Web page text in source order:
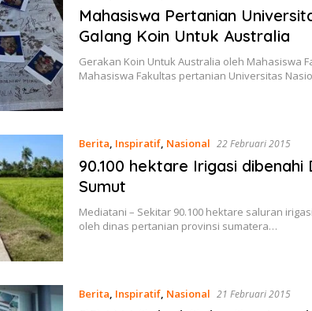
Mahasiswa Pertanian
Galang Koin Untuk Australia
Gerakan Koin Untuk Australia oleh Mahasiswa
Mahasiswa Fakultas pertanian Universitas
Berita, Inspiratif, Nasional 22 Februari 2015
90.100 hektare Irigasi dibenahi
Sumut
Mediatani – Sekitar 90.100 hektare saluran
oleh dinas pertanian provinsi sumatera…
Berita, Inspiratif, Nasional 21 Februari 2015